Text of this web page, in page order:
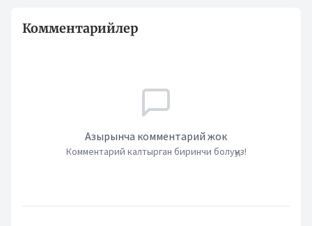
Комментарийлер
Азырынча комментарий жок
Комментарий калтырган биринчи болуңуз!